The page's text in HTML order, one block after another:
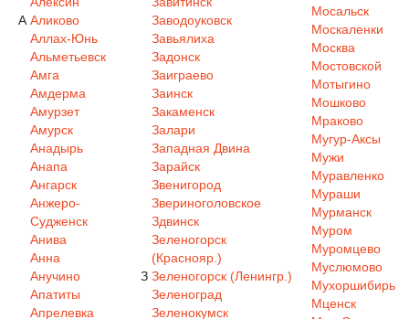
А Аликово
Аллах-Юнь
Альметьевск
Амга
Амдерма
Амурзет
Амурск
Анадырь
Анапа
Ангарск
Анжеро-
Судженск
Анива
Анна
Анучино
Апатиты
Апрелевка
З
Заводоуковск
Завьялиха
Задонск
Заиграево
Заинск
Закаменск
Залари
Западная Двина
Зарайск
Звенигород
Звериноголовское
Здвинск
Зеленогорск
(Краснояр.)
Зеленогорск (Ленингр.)
Зеленоград
Зеленокумск
Мосальск
Москаленки
Москва
Мостовской
Мотыгино
Мошково
Мраково
Мугур-Аксы
Мужи
Муравленко
Мураши
Мурманск
Муром
Муромцево
Муслюмово
Мухоршибирь
Мценск